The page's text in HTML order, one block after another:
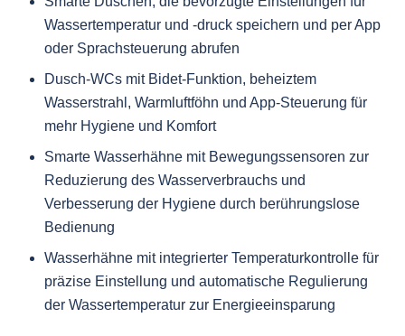
Wassertemperatur und -druck speichern und per App
oder Sprachsteuerung abrufen
Dusch-WCs mit Bidet-Funktion, beheiztem
Wasserstrahl, Warmluftföhn und App-Steuerung für
mehr Hygiene und Komfort
Smarte Wasserhähne mit Bewegungssensoren zur
Reduzierung des Wasserverbrauchs und
Verbesserung der Hygiene durch berührungslose
Bedienung
Wasserhähne mit integrierter Temperaturkontrolle für
präzise Einstellung und automatische Regulierung
der Wassertemperatur zur Energieeinsparung